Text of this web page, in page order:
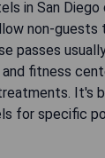
in San
non-guests
passes
and fitness
It's
for specific